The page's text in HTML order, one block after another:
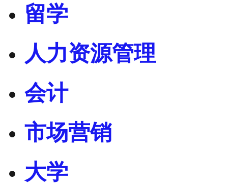
留学
人力资源管理
会计
市场营销
大学